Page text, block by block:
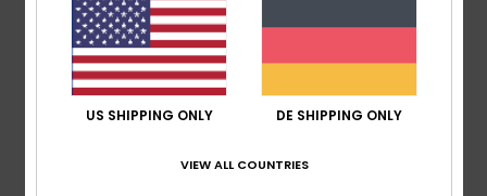
basierend auf1 verifizierten Bewertungen
100% unserer Kunden empfehlen dieses Produkt
NaN
US SHIPPING ONLY DE SHIPPING ONLY
VIEW ALL COUNTRIES